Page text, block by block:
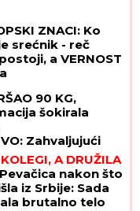
ZNACI: Ko
srećnik - reč
a VERNOST
90 KG,
šokirala
Zahvaljujući
je da seA DRUŽILA
Pevačica nakon što
iz Srbije: Sada
brutalno telo